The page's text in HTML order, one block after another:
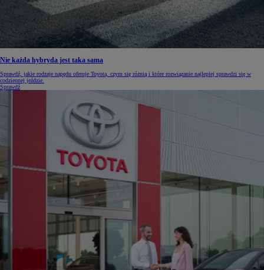
Nie każda hybryda jest taka sama
Sprawdź, jakie rodzaje napędu oferuje Toyota, czym się różnią i które rozwiązanie najlepiej sprawdzi się w
codziennej jeździe.
Sprawdź